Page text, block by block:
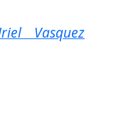
Vasquez